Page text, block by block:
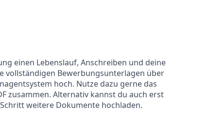
einen Lebenslauf, Anschreiben und deine
vollständigen Bewerbungsunterlagen über
hoch. Nutze dazu gerne das
zusammen. Alternativ kannst du auch erst
weitere Dokumente hochladen.